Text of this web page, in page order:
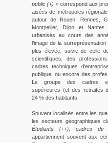
public (+) » correspond aux
aisées de métropoles
autour de Rouen, Rennes,
Montpellier, Dijon et
urbanisés au cours des
l’image de la
plus élevée, suivie de celle
scientifiques, des
cadres techniques
publique, ou encore des
Le groupe des cadres et
supérieures (et des retraités
24 % des habitants.
Souvent localisés entre les
les secteurs géographiques
Étudiants (++), cadres
appartiennent souvent aux